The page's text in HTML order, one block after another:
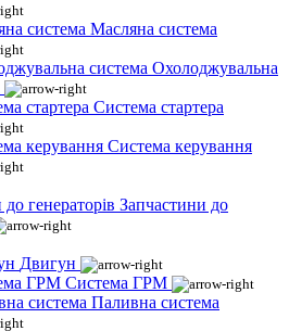
Масляна система
Охолоджувальна
Система стартера
Система керування
Запчастини до
Двигун
Система ГРМ
Паливна система